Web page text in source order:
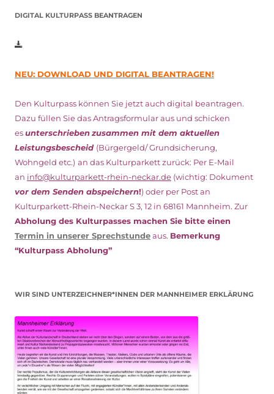
DIGITAL KULTURPASS BEANTRAGEN
NEU: DOWNLOAD UND DIGITAL BEANTRAGEN!
Den Kulturpass können Sie jetzt auch digital beantragen.
Dazu füllen Sie das Antragsformular aus und schicken
esunterschriebenzusammen mit dem aktuellen
Leistungsbescheid (Bürgergeld/ Grundsicherung,
Wohngeld etc.) an das Kulturparkett zurück: Per E-Mail
an info@kulturparkett-rhein-neckar.de (wichtig: Dokument
vor dem Senden abspeichern!) oder per Post an
Kulturparkett-Rhein-Neckar S 3, 12 in 68161 Mannheim. Zur
Abholung des Kulturpasses machen Sie bitte einen
Termin in unserer Sprechstundeaus. Bemerkung
“Kulturpass Abholung”
WIR SIND UNTERZEICHNER*INNEN DER MANNHEIMER ERKLÄRUNG